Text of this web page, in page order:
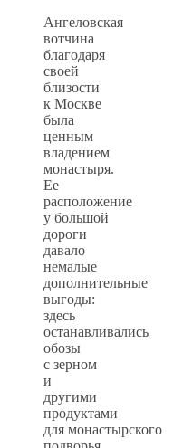
Ангеловская
вотчина
благодаря
своей
близости
к Москве
была
ценным
владением
монастыря.
Ее
расположение
у большой
дороги
давало
немалые
дополнительные
выгоды:
здесь
останавливались
обозы
с зерном
и
другими
продуктами
для монастырского